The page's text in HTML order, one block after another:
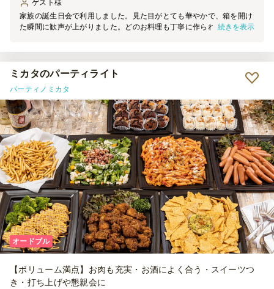
ゲスト 様
家族の誕生日会で利用しました。見た目がとても華やかで、箱を開け
た瞬間に歓声が上がりました。どのお料理も丁寧に作られていて味も
な日のお祝いにぴったりで、また利用したいと思います。 ※ 夏の暑
い日にも保冷剤たっぷりで配送されて安心でした。(写真)
続きを表示
ミカタのパーティライト
パーティノミカタ
オードブル
【ボリューム満点】お肉も充実・お酒によく合う・スイーツつ
き・打ち上げや懇親会に